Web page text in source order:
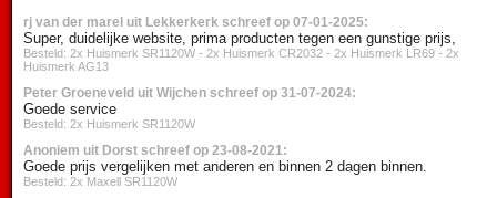
rj van der marel uit Lekkerkerk schreef op 07-01-2025:
Super, duidelijke website, prima producten tegen een gunstige prijs,
Besteld: 2x Huismerk SR1120W - 2x Huismerk CR2032 - 2x Huismerk LR69 - 2x
Huismerk AG13
Peter Groeneveld uit Wijchen schreef op 31-07-2024:
Goede service
Besteld: 2x Huismerk SR1120W
Anoniem uit Dorst schreef op 23-08-2021:
Goede prijs vergelijken met anderen en binnen 2 dagen binnen.
Besteld: 2x Maxell SR1120W